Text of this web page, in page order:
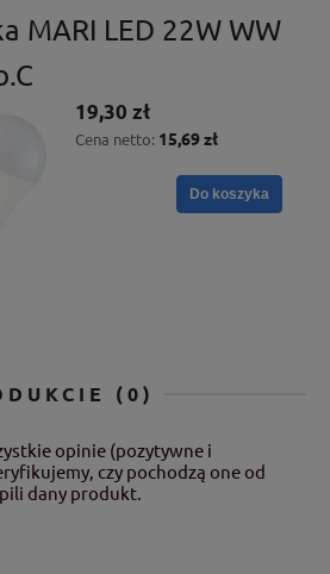
MARI LED 22W WW
19,30 zł
Cena netto: 15,69 zł
Do koszyka
(0)
opinie (pozytywne i
czy pochodzą one od
dany produkt.